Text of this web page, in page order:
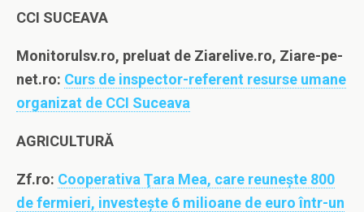
CCI SUCEAVA
Monitorulsv.ro, preluat de Ziarelive.ro, Ziare-pe-
net.ro: Curs de inspector-referent resurse umane
organizat de CCI Suceava
AGRICULTURĂ
Zf.ro: Cooperativa Ţara Mea, care reuneşte 800
de fermieri, investeşte 6 milioane de euro într-un